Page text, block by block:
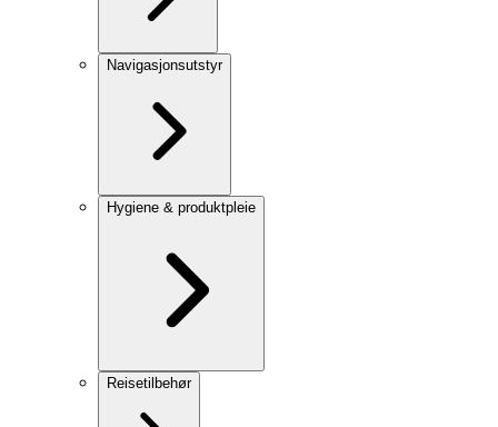
Navigasjonsutstyr
Hygiene & produktpleie
Reisetilbehør